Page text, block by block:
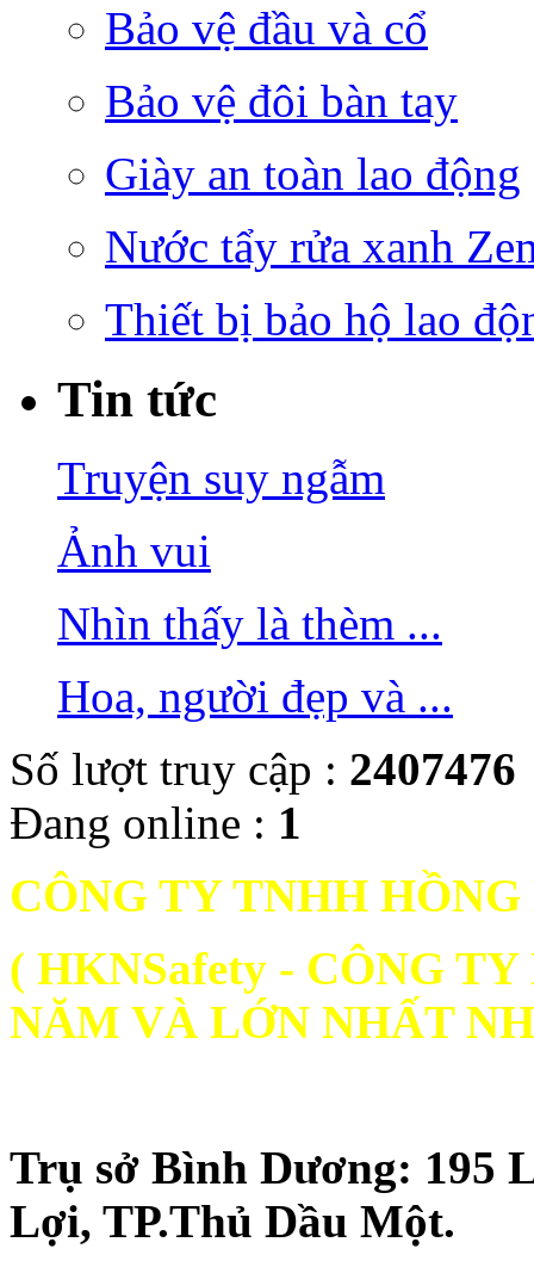
Bảo vệ đầu và cổ
Bảo vệ đôi bàn tay
Giày an toàn lao động
Nước tẩy rửa xanh
Thiết bị bảo hộ lao
Tin tức
Truyện suy ngẫm
Ảnh vui
Nhìn thấy là thèm ...
Hoa, người đẹp và ...
Số lượt truy cập : 2407476
Đang online : 1
CÔNG TY TNHH
( HKNSafety - CÔNG
NĂM VÀ LỚN NHẤT
Trụ sở Bình Dương: 195
Lợi, TP.Thủ Dầu Một.